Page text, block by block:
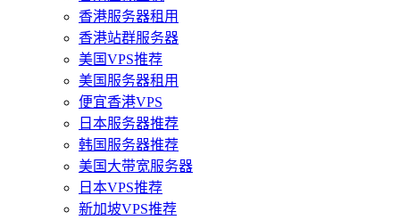
香港服务器租用
香港站群服务器
美国VPS推荐
美国服务器租用
便宜香港VPS
日本服务器推荐
韩国服务器推荐
美国大带宽服务器
日本VPS推荐
新加坡VPS推荐